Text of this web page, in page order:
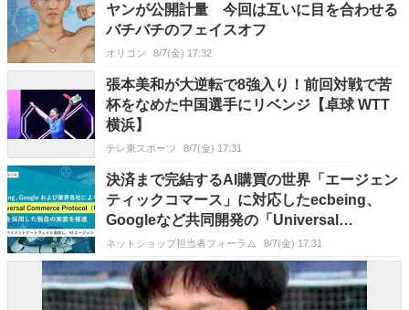
ヤンが公開計量 今回は互いに目を合わせる
バチバチのフェイスオフ
オリコン 8/7(金) 17:32
張本美和が大逆転で8強入り！前回対戦で苦
杯をなめた中国選手にリベンジ【卓球 WTT
横浜】
テレ東スポーツ 8/7(金) 17:31
決済まで完結するAI購買の世界「エージェン
ティックコマース」に対応したecbeing、
Googleなど共同開発の「Universal
Commerce Protocol（UCP）仕様を独自実
装
ネットショップ担当者フォーラム 8/7(金) 17:31